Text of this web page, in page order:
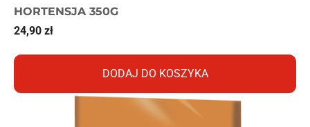
HORTENSJA 350G
24,90 zł
DODAJ DO KOSZYKA